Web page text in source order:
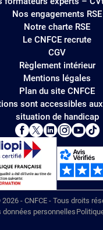
Nos engagements RSE
Notre charte RSE
Le CNFCE recrute
CGV
Règlement intérieur
Mentions légales
Plan du site CNFCE
sont accessibles
situation de handicap
- CNFCE - Tous droits
données personnelles